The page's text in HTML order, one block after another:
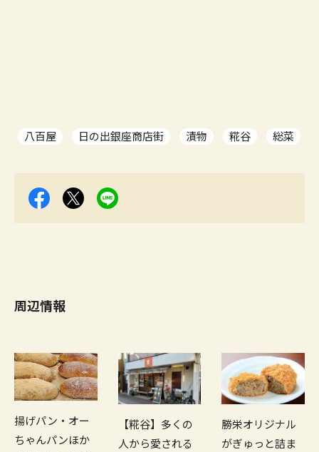
八百屋 日の出銀座商店街 漬物 糀谷 総菜
周辺情報
揚げパン・オー
ちゃんパンほか
【糀谷】多くの
人から愛される
勝栄オリジナル
がぎゅっと詰ま